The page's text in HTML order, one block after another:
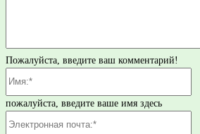
Пожалуйста, введите ваш комментарий!
пожалуйста, введите ваше имя здесь